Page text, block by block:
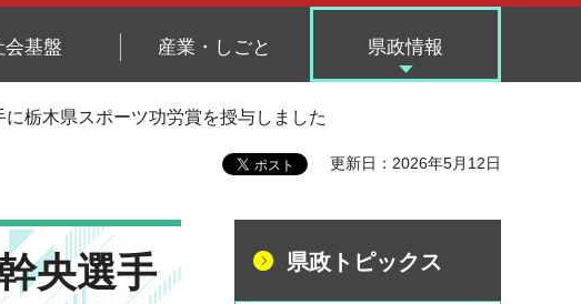
会基盤 産業・しごと 県政情報
栃木県スポーツ功労賞を授与しました
更新日：2026年5月12日
央選手
県政トピックス